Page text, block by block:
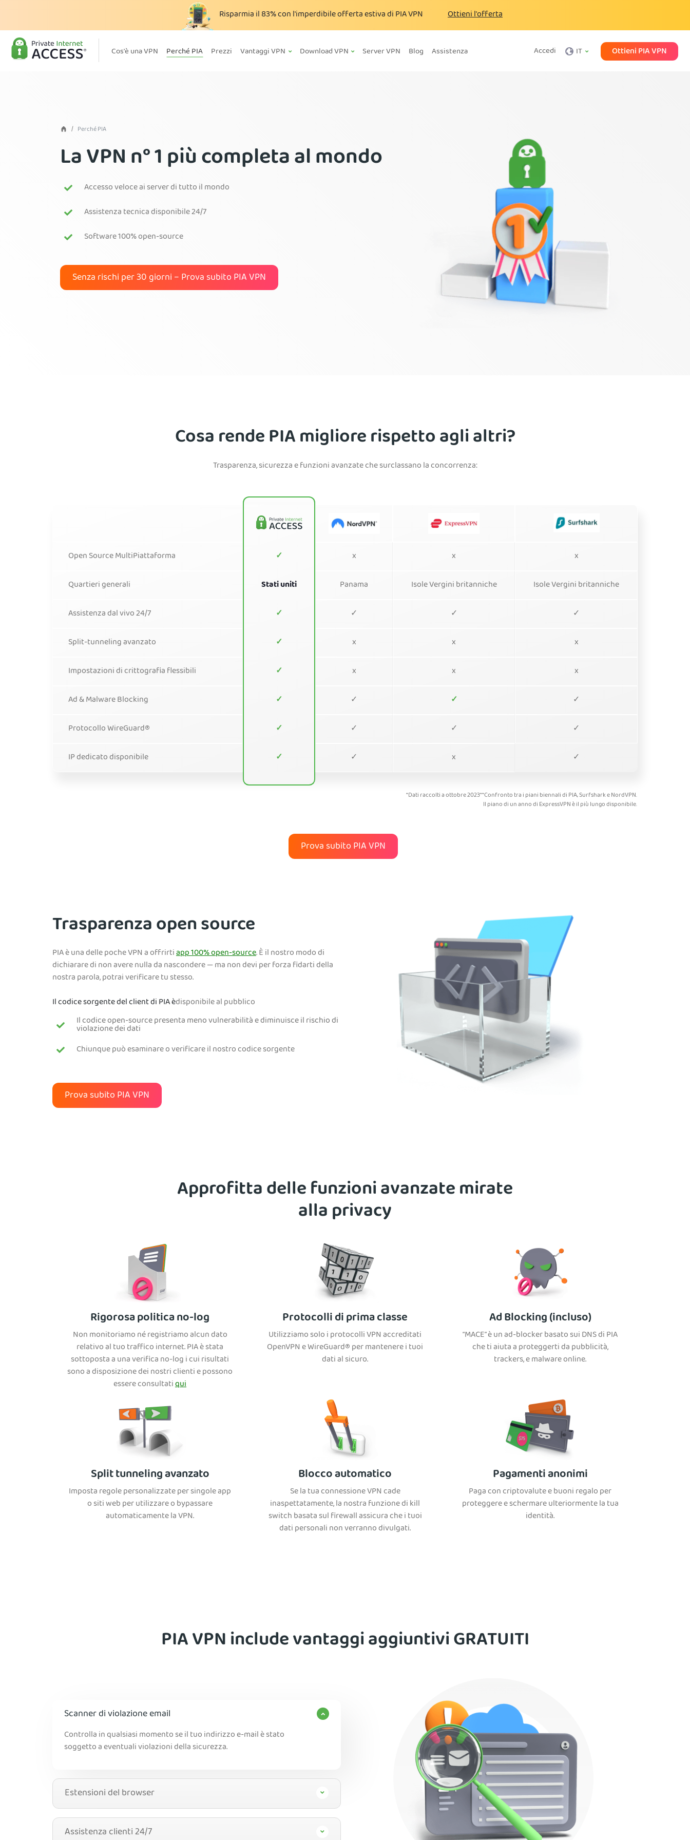
Risparmia il83%con l'imperdibile offerta estiva di PIA VPN Ottieni l'offerta
Cos'è una VPN Perché PIA Prezzi Vantaggi VPN Download VPN Server VPN Blog Assistenza Accedi IT Ottieni PIA VPN
Perché PIA
La VPN n° 1 più completa al mondo
Accesso veloce ai server di tutto il mondo
Assistenza tecnica disponibile 24/7
Software 100% open-source
Senza rischi per 30 giorni – Prova subito PIA VPN
Cosa rende PIA migliore rispetto agli altri?
Trasparenza, sicurezza e funzioni avanzate che surclassano la concorrenza:
Open Source MultiPiattaforma ✓ x x
x
Quartieri generali
Stati uniti Panama Isole Vergini britanniche
Isole Vergini britanniche
Assistenza dal vivo 24/7
✓ ✓ ✓
✓
Split-tunneling avanzato
✓ x x
x
Impostazioni di crittografia flessibili
✓ x x
x
Ad & Malware Blocking
✓ ✓ ✓
✓
Protocollo WireGuard®
✓ ✓ ✓
✓
IP dedicato disponibile
✓ ✓ x ✓
*Dati raccolti a ottobre 2023**Confronto tra i piani biennali di PIA, Surfshark e NordVPN.
Il piano di un anno di ExpressVPN è il più lungo disponibile.
Prova subito PIA VPN
Trasparenza open source
PIA è una delle poche VPN a offrirtiapp 100% open-source. È il nostro modo di
dichiarare di non avere nulla da nascondere — ma non devi per forza fidarti della
nostra parola, potrai verificare tu stesso.
Il codice sorgente del client di PIA èdisponibile al pubblico
Il codice open-source presenta meno vulnerabilità e diminuisce il rischio di
violazione dei dati
Chiunque può esaminare o verificare il nostro codice sorgente
Prova subito PIA VPN
Approfitta delle funzioni avanzate mirate
alla privacy
Rigorosa politica no-log
Non monitoriamo né registriamo alcun dato
relativo al tuo traffico internet. PIA è stata
sottoposta a una verifica no-log i cui risultati
sono a disposizione dei nostri clienti e possono
essere consultatiqui
Protocolli di prima classe
Utilizziamo solo i protocolli VPN accreditati
OpenVPN e WireGuard® per mantenere i tuoi
dati al sicuro.
Ad Blocking (incluso)
“MACE” è un ad-blocker basato sui DNS di PIA
che ti aiuta a proteggerti da pubblicità,
trackers, e malware online.
Split tunneling avanzato
Imposta regole personalizzate per singole app
o siti web per utilizzare o bypassare
automaticamente la VPN.
Blocco automatico
Se la tua connessione VPN cade
inaspettatamente, la nostra funzione di kill
switch basata sul firewall assicura che i tuoi
dati personali non verranno divulgati.
Pagamenti anonimi
Paga con criptovalute e buoni regalo per
proteggere e schermare ulteriormente la tua
identità.
PIA VPN include vantaggi aggiuntivi GRATUITI
Scanner di violazione email
Controlla in qualsiasi momento se il tuo indirizzo e-mail è stato
soggetto a eventuali violazioni della sicurezza.
Estensioni del browser
Assistenza clienti 24/7